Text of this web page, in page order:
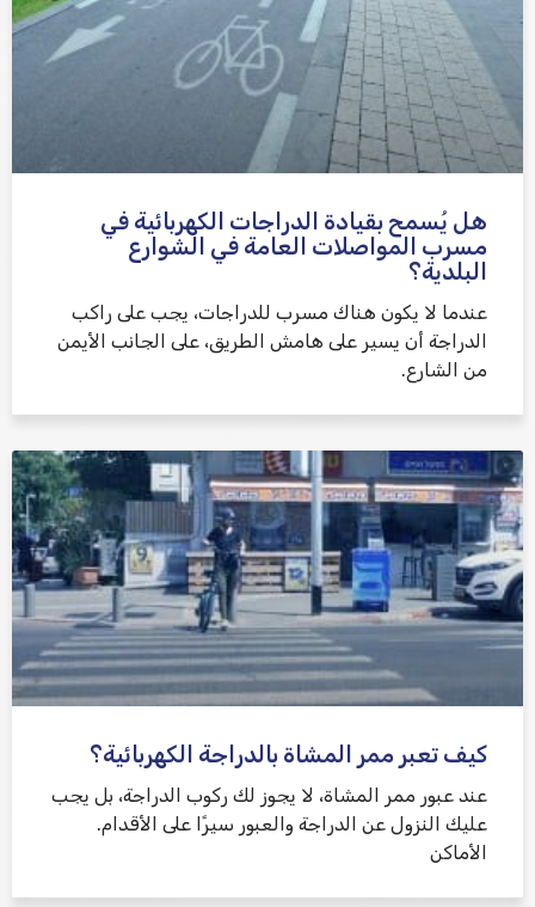
هل يُسمح بقيادة الدراجات الكهربائية في
مسرب المواصلات العامة في الشوارع
البلدية؟
عندما لا يكون هناك مسرب للدراجات، يجب على راكب
الدراجة أن يسير على هامش الطريق، على الجانب الأيمن
من الشارع.
كيف تعبر ممر المشاة بالدراجة الكهربائية؟
عند عبور ممر المشاة، لا يجوز لك ركوب الدراجة، بل يجب
عليك النزول عن الدراجة والعبور سيرًا على الأقدام.
الأماكن